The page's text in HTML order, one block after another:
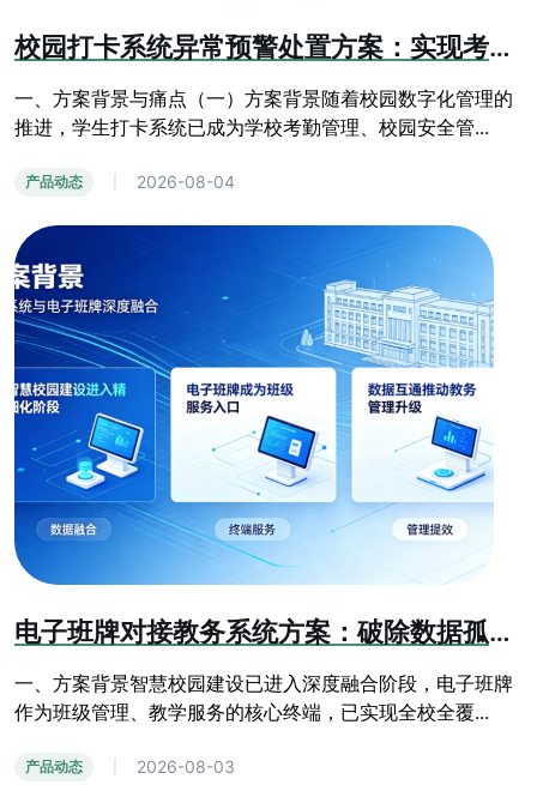
校园打卡系统异常预警处置方案：实现考勤运维全流程管控
一、方案背景与痛点（一）方案背景随着校园数字化管理的
推进，学生打卡系统已成为学校考勤管理、校园安全管...
产品动态 2026-08-04
电子班牌对接教务系统方案：破除数据孤岛，赋能智慧校园精细化管理
一、方案背景智慧校园建设已进入深度融合阶段，电子班牌
作为班级管理、教学服务的核心终端，已实现全校全覆...
产品动态 2026-08-03